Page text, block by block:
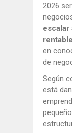
2026
escalar
en
de
Según
está